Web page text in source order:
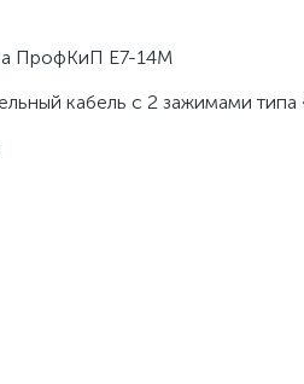
ПрофКиП Е7-14М
кабель с 2 зажимами типа